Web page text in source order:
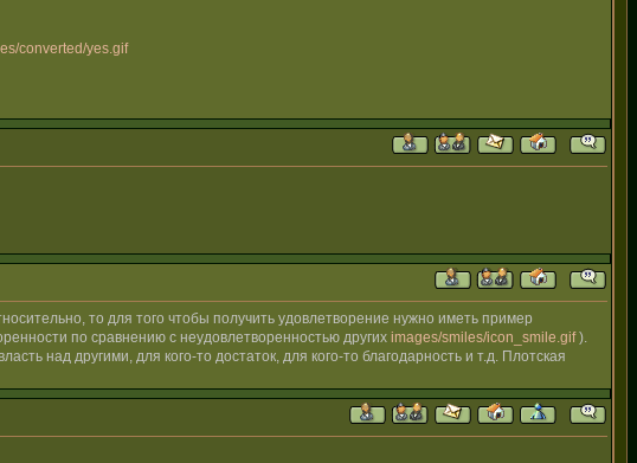
converted/yes.gif
то для того чтобы получить удовлетворение нужно иметь пример
по сравнению с неудовлетворенностью других images/smiles/icon_smile.gif).
над другими, для кого-то достаток, для кого-то благодарность и т.д. Плотская